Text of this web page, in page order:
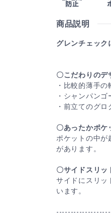
商品説明
グレンチェック
〇こだわりのデ
・比較的薄手
・シャンパン
・前立てのグ
〇あったかポケ
ポケットの中が
があります。
〇サイドスリッ
サイドにスリッ
います。